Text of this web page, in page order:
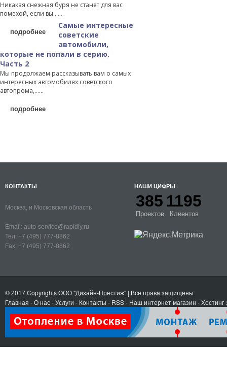
Никакая снежная буря не станет для вас
помехой, если вы…...
подробнее
Самые интересные
советские
автомобили,
которые не попали в серию.
Часть 2
Мы продолжаем рассказывать вам о самых
интересных автомобилях советского
автопрома,…...
подробнее
КОНТАКТЫ
Москва, и Московская область
Email: auto-service@rapidly.ru
Тел: +7 (495) 777-8862
Fax: +7 (495) 777-8862
НАШИ ЦИФРЫ
385
Проектов
1195
Клиентов
© 2017 CopyrightsООО "Дизайн-Престиж" | Все права защищены
Главная -О нас-Услуги - Контакты - RSS- Наш интернет магазин -Хостинг